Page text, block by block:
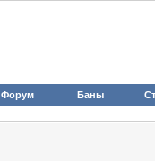
Форум Баны